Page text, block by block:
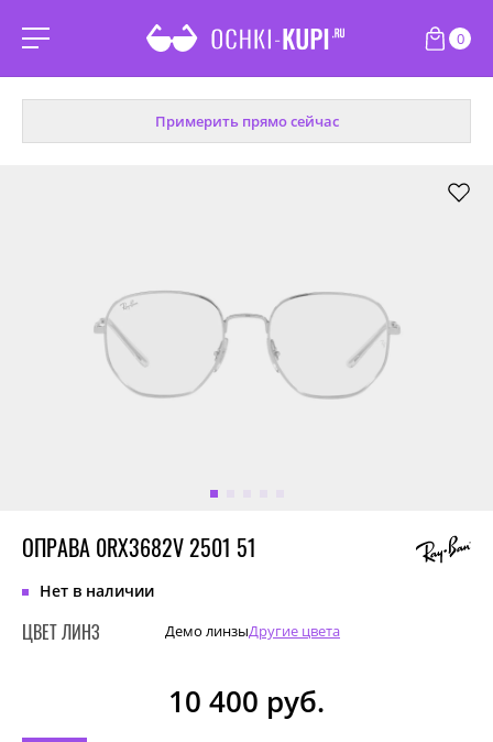
0
Примерить прямо сейчас
ОПРАВА 0RX3682V 2501 51
Нет в наличии
ЦВЕТ ЛИНЗ Демо линзыДругие цвета
10 400 руб.